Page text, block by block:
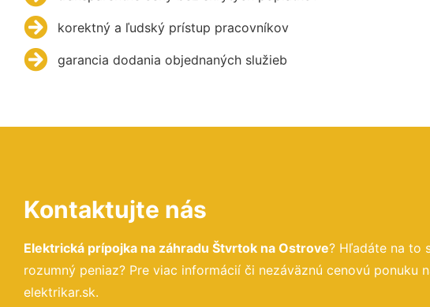
korektný a ľudský prístup pracovníkov
garancia dodania objednaných služieb
Kontaktujte nás
Elektrická prípojka na záhradu Štvrtok na Ostrove? Hľadáte na to
rozumný peniaz? Pre viac informácií či nezáväznú cenovú ponuku
elektrikar.sk.